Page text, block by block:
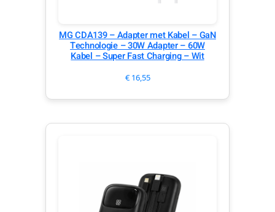
MG CDA139 – Adapter met Kabel – GaN
Technologie – 30W Adapter – 60W
Kabel – Super Fast Charging – Wit
€16,55